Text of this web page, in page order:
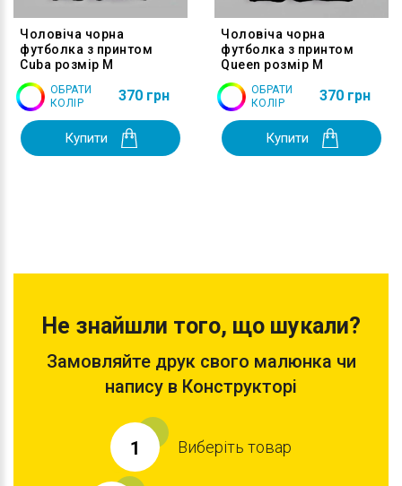
Чоловіча чорна
футболка з принтом
Cuba розмір M
ОБРАТИ
КОЛІР
370 грн
Купити
Чоловіча чорна
футболка з принтом
Queen розмір M
ОБРАТИ
КОЛІР
370 грн
Купити
Не знайшли того, що шукали?
Замовляйте друк свого малюнка чи
напису в Конструкторі
1 Виберіть товар